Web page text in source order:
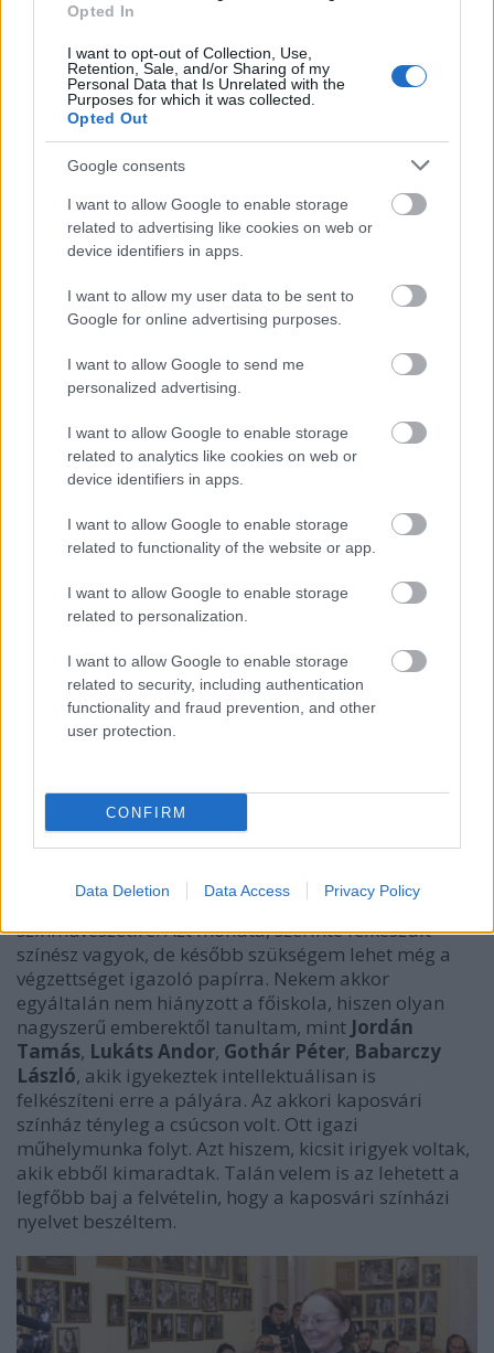
Opted In
I want to opt-out of Collection, Use,
Retention, Sale, and/or Sharing of my
Personal Data that Is Unrelated with the
Purposes for which it was collected.
Opted Out
Google consents
I want to allow Google to enable storage
related to advertising like cookies on web or
device identifiers in apps.
I want to allow my user data to be sent to
Google for online advertising purposes.
I want to allow Google to send me
personalized advertising.
I want to allow Google to enable storage
related to analytics like cookies on web or
device identifiers in apps.
I want to allow Google to enable storage
related to functionality of the website or app.
I want to allow Google to enable storage
related to personalization.
I want to allow Google to enable storage
related to security, including authentication
functionality and fraud prevention, and other
user protection.
CONFIRM
Data Deletion Data Access Privacy Policy
verset mondtam, a drámákban nem mertem
megszólalni.
Klujber Lászlótanár úr, aki a diákszínpadot is
vezette, mindig azt mondta, pódiumképes vagyok.
Nem akarta elhinni, hogy esetemben ilyen távol lehet
egymástól a versmondás és a színpadi játék.
Nem ritka a főnixcímű
komédiájában kaptam egy szerepet. A próbákon
ugyan jelen voltam, mindent megfigyeltem, de nem
játszottam, azt se tudtam, hová tegyem a kezem-
lábam. Aztán a főpróbán, mintha valaki
megnyomott volna rajtam egy gombot, mindent
tökéletesen megcsináltam.
A korábbi nyilatkozataiból tudom, hogy az első
Pogány Judittal. A nagy példakép mit szólt ahhoz,
hogy kollégák lettek?
újságokból tudta meg, ha olvasta egyáltalán a velem
készült beszélgetéseket, hogy számomra ő volt az
érettségi után a színházba kerültem, előbb súgó
voltam, aztán csoportos szereplő lettem, majd
végigjártam a szamárlétrát: színész III., színész II.,
színész I…
A színművészetit meg sem próbálta?!
jelentkeztem, de mindjárt az első rostán kiestem.
Mert?!
Ez is egy hosszú történet. Lázár Kati , akivel nagyon
jó barátok lettünk, biztatott, hogy jelentkezzek a
színművészetire. Azt mondta, szerinte felkészült
színész vagyok, de később szükségem lehet még a
végzettséget igazoló papírra. Nekem akkor
egyáltalán nem hiányzott a főiskola, hiszen olyan
nagyszerű emberektől tanultam, mint Jordán
Tamás, Lukáts Andor, Gothár Péter, Babarczy
László, akik igyekeztek intellektuálisan is
felkészíteni erre a pályára. Az akkori kaposvári
színház tényleg a csúcson volt. Ott igazi
műhelymunka folyt. Azt hiszem, kicsit irigyek voltak,
akik ebből kimaradtak. Talán velem is az lehetett a
legfőbb baj a felvételin, hogy a kaposvári színházi
nyelvet beszéltem.